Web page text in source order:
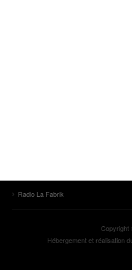
Radio La Fabrik
Copyright
Hébergement et réalisation